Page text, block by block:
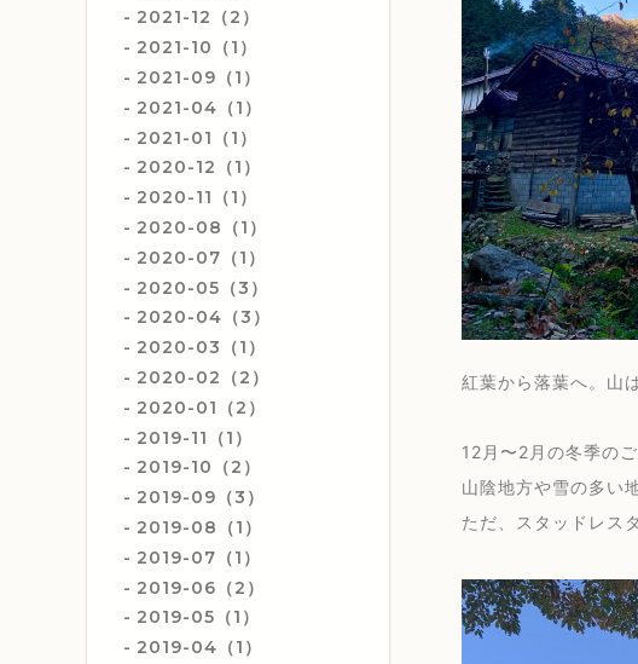
2021-12（2）
2021-10（1）
2021-09（1）
2021-04（1）
2021-01（1）
2020-12（1）
2020-11（1）
2020-08（1）
2020-07（1）
2020-05（3）
2020-04（3）
2020-03（1）
2020-02（2）
2020-01（2）
2019-11（1）
2019-10（2）
2019-09（3）
2019-08（1）
2019-07（1）
2019-06（2）
2019-05（1）
2019-04（1）
紅葉から落葉へ。山
12月〜2月の冬季の
山陰地方や雪の多い
ただ、スタッドレス